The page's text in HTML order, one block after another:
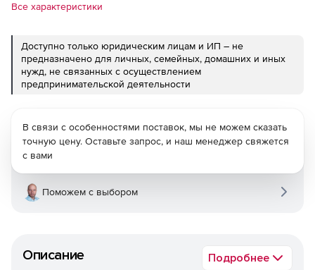
Все характеристики
Доступно только юридическим лицам и ИП – не
предназначено для личных, семейных, домашних и иных
нужд, не связанных с осуществлением
предпринимательской деятельности
Описание Подробнее
В связи с особенностями поставок, мы не можем сказать
точную цену. Оставьте запрос, и наш менеджер свяжется
с вами
Поможем с выбором